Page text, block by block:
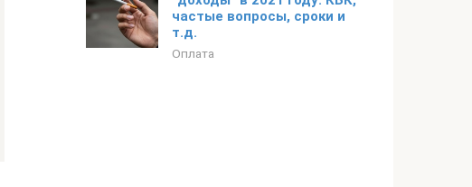
частые вопросы, сроки и
т.д.
Оплата